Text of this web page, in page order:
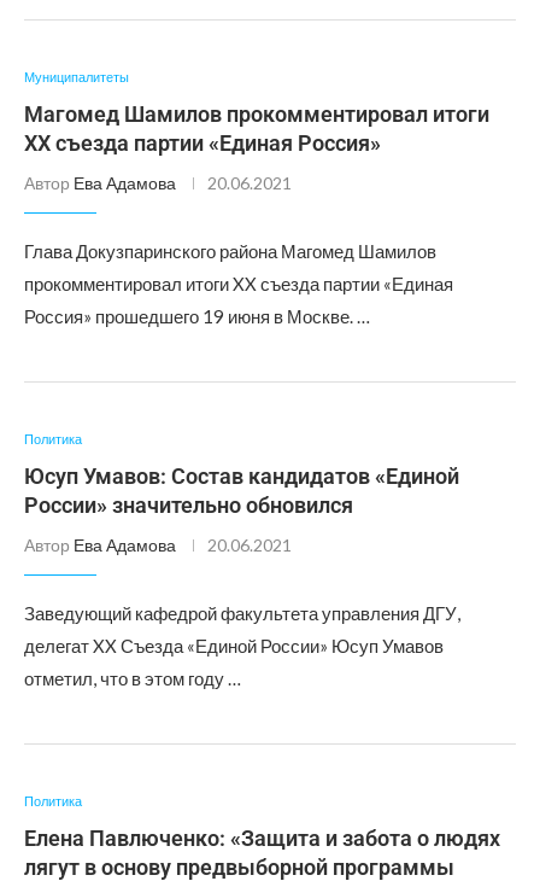
Муниципалитеты
Магомед Шамилов прокомментировал итоги
XX съезда партии «Единая Россия»
Автор Ева Адамова 20.06.2021
Глава Докузпаринского района Магомед Шамилов
прокомментировал итоги XX съезда партии «Единая
Россия» прошедшего 19 июня в Москве. …
Политика
Юсуп Умавов: Состав кандидатов «Единой
России» значительно обновился
Автор Ева Адамова 20.06.2021
Заведующий кафедрой факультета управления ДГУ,
делегат XX Съезда «Единой России» Юсуп Умавов
отметил, что в этом году …
Политика
Елена Павлюченко: «Защита и забота о людях
лягут в основу предвыборной программы